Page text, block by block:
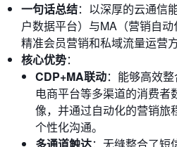
一句话总结：以深厚的云通信
户数据平台）与MA（营销自
精准会员营销和私域流量运营
核心优势：
CDP+MA联动：能够高效整
电商平台等多渠道的消费者
像，并通过自动化的营销旅
个性化沟通。